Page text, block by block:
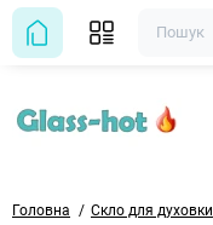
Головна Скло для духовки